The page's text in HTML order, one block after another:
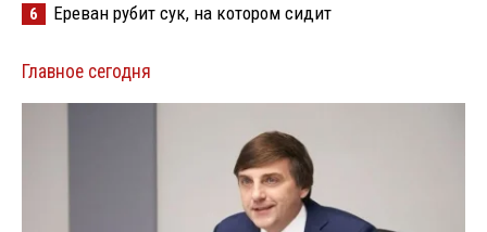
6 Ереван рубит сук, на котором сидит
Главное сегодня